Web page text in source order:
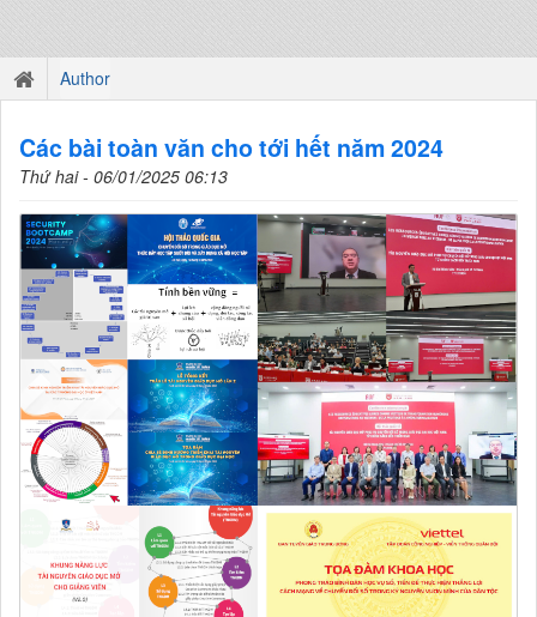
Author
Các bài toàn văn cho tới hết năm 2024
Thứ hai - 06/01/2025 06:13